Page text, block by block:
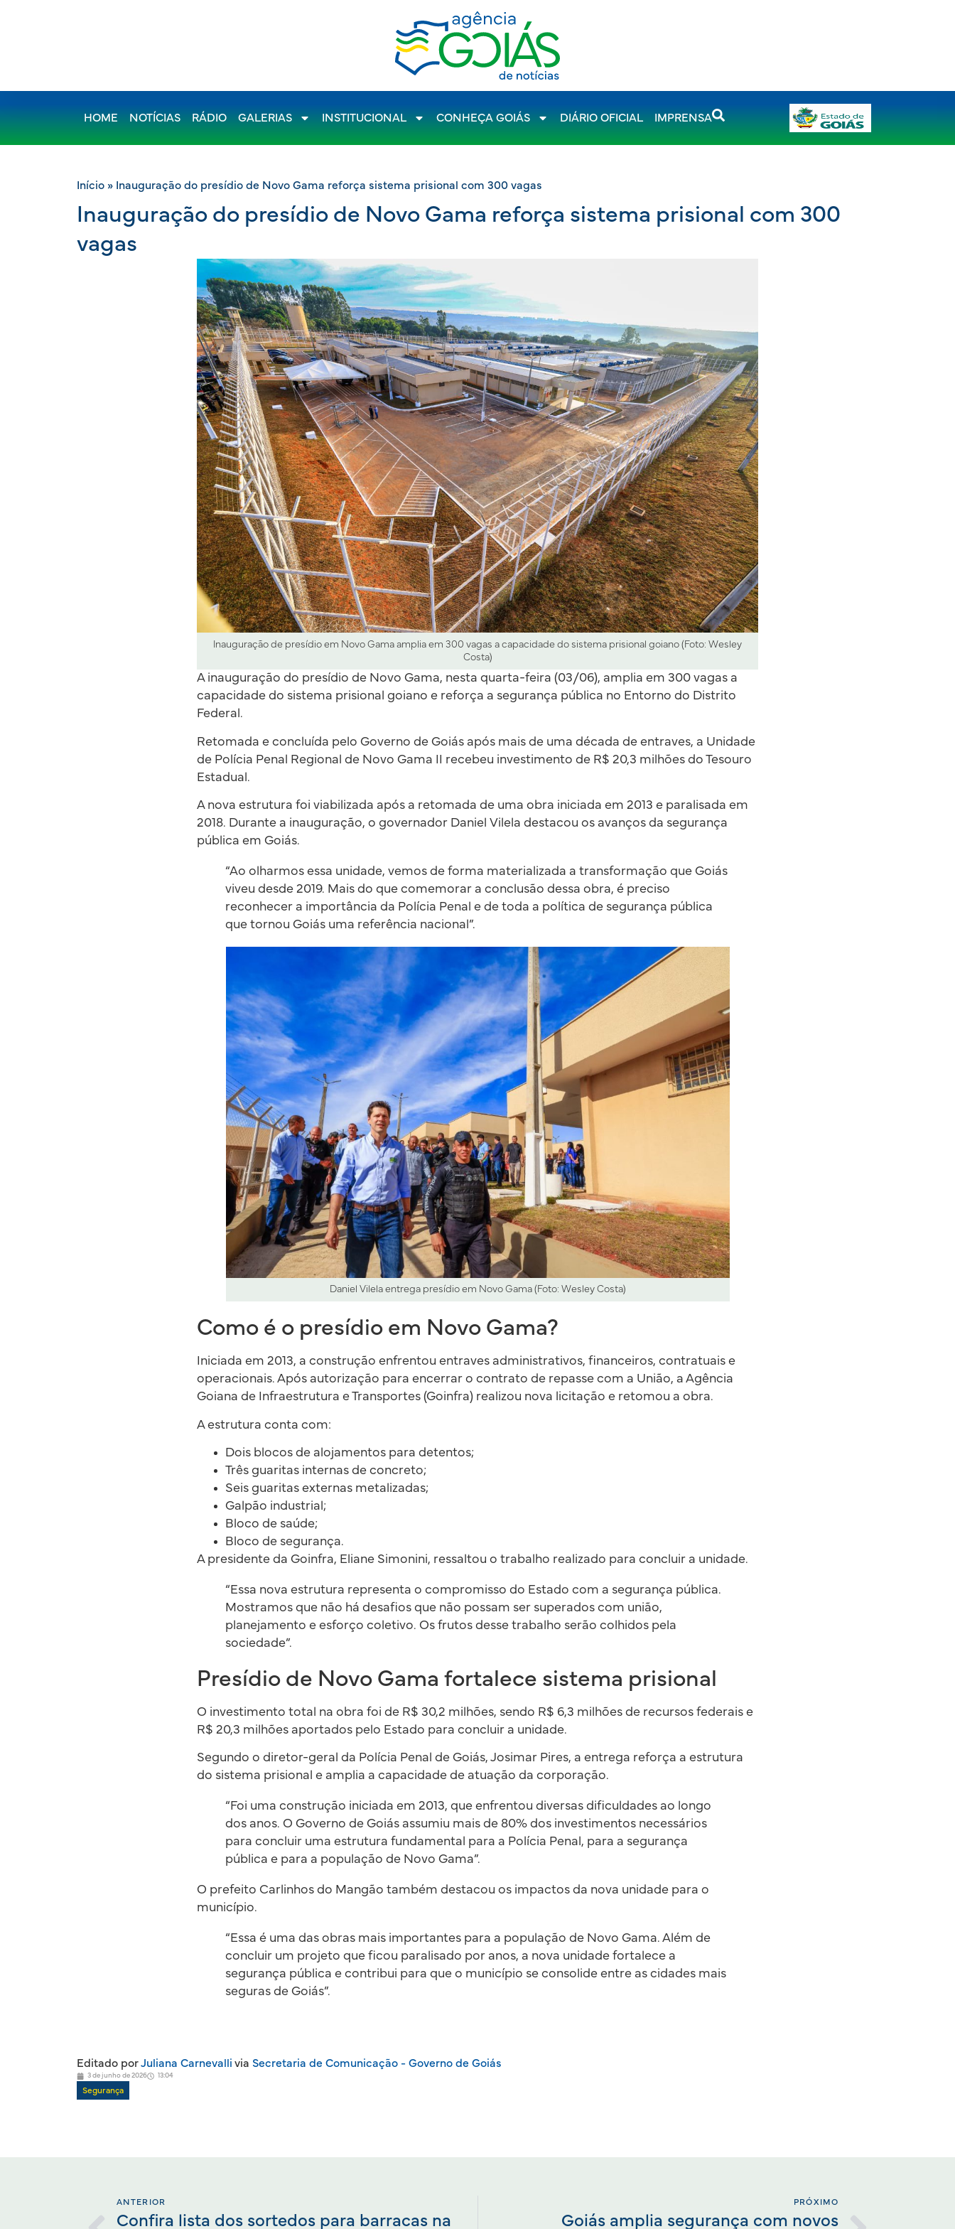
HOME NOTÍCIAS RÁDIO GALERIAS INSTITUCIONAL CONHEÇA GOIÁS DIÁRIO OFICIAL IMPRENSA
Início » Inauguração do presídio de Novo Gama reforça sistema prisional com 300 vagas
Inauguração do presídio de Novo Gama reforça sistema prisional com 300
vagas
Inauguração de presídio em Novo Gama amplia em 300 vagas a capacidade do sistema prisional goiano (Foto: Wesley
Costa)
A inauguração do presídio de Novo Gama, nesta quarta-feira (03/06), amplia em 300 vagas a
capacidade do sistema prisional goiano e reforça a segurança pública no Entorno do Distrito
Federal.
Retomada e concluída pelo Governo de Goiás após mais de uma década de entraves, a Unidade
de Polícia Penal Regional de Novo Gama II recebeu investimento de R$ 20,3 milhões do Tesouro
Estadual.
A nova estrutura foi viabilizada após a retomada de uma obra iniciada em 2013 e paralisada em
2018. Durante a inauguração, o governador Daniel Vilela destacou os avanços da segurança
pública em Goiás.
“Ao olharmos essa unidade, vemos de forma materializada a transformação que Goiás
viveu desde 2019. Mais do que comemorar a conclusão dessa obra, é preciso
reconhecer a importância da Polícia Penal e de toda a política de segurança pública
que tornou Goiás uma referência nacional”.
Daniel Vilela entrega presídio em Novo Gama (Foto: Wesley Costa)
Como é o presídio em Novo Gama?
Iniciada em 2013, a construção enfrentou entraves administrativos, financeiros, contratuais e
operacionais. Após autorização para encerrar o contrato de repasse com a União, a Agência
Goiana de Infraestrutura e Transportes (Goinfra) realizou nova licitação e retomou a obra.
A estrutura conta com:
Dois blocos de alojamentos para detentos;
Três guaritas internas de concreto;
Seis guaritas externas metalizadas;
Galpão industrial;
Bloco de saúde;
Bloco de segurança.
A presidente da Goinfra, Eliane Simonini, ressaltou o trabalho realizado para concluir a unidade.
“Essa nova estrutura representa o compromisso do Estado com a segurança pública.
Mostramos que não há desafios que não possam ser superados com união,
planejamento e esforço coletivo. Os frutos desse trabalho serão colhidos pela
sociedade”.
Presídio de Novo Gama fortalece sistema prisional
O investimento total na obra foi de R$ 30,2 milhões, sendo R$ 6,3 milhões de recursos federais e
R$ 20,3 milhões aportados pelo Estado para concluir a unidade.
Segundo o diretor-geral da Polícia Penal de Goiás, Josimar Pires, a entrega reforça a estrutura
do sistema prisional e amplia a capacidade de atuação da corporação.
“Foi uma construção iniciada em 2013, que enfrentou diversas dificuldades ao longo
dos anos. O Governo de Goiás assumiu mais de 80% dos investimentos necessários
para concluir uma estrutura fundamental para a Polícia Penal, para a segurança
pública e para a população de Novo Gama”.
O prefeito Carlinhos do Mangão também destacou os impactos da nova unidade para o
município.
“Essa é uma das obras mais importantes para a população de Novo Gama. Além de
concluir um projeto que ficou paralisado por anos, a nova unidade fortalece a
segurança pública e contribui para que o município se consolide entre as cidades mais
seguras de Goiás”.
Editado porJuliana Carnevalli via Secretaria de Comunicação - Governo de Goiás
3 de junho de 2026 13:04
Segurança
ANTERIOR
Confira lista dos sortedos para barracas na
PRÓXIMO
Goiás amplia segurança com novos